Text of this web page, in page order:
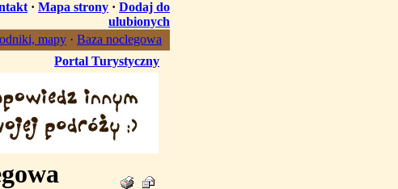
· Mapa strony · Dodaj do
ulubionych
mapy · Baza noclegowa
Portal Turystyczny